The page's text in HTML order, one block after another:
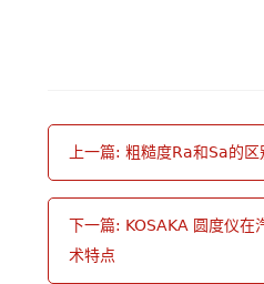
上一篇: 粗糙度Ra和Sa的
下一篇: KOSAKA 圆度仪在
术特点